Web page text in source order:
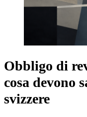
Obbligo di
cosa devono
svizzere